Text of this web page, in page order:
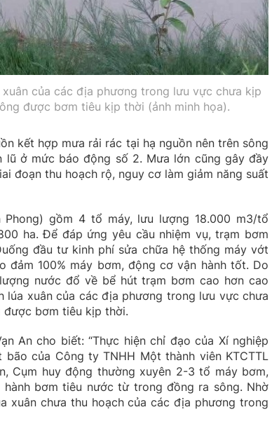
của các địa phương trong lưu vực chưa kịp
được bơm tiêu kịp thời (ảnh minh họa).
kết hợp mưa rải rác tại hạ nguồn nên trên sông
lũ ở mức báo động số 2. Mưa lớn cũng gây đầy
đoạn thu hoạch rộ, nguy cơ làm giảm năng suất
Phong) gồm 4 tổ máy, lưu lượng 18.000 m3/tổ
ha. Để đáp ứng yêu cầu nhiệm vụ, trạm bơm
đầu tư kinh phí sửa chữa hệ thống máy vớt
100% máy bơm, động cơ vận hành tốt. Do
nước đổ về bể hút trạm bơm cao hơn cao
lúa xuân của các địa phương trong lưu vực chưa
được bơm tiêu kịp thời.
An cho biết: “Thực hiện chỉ đạo của Xí nghiệp
của Công ty TNHH Một thành viên KTCTTL
Cụm huy động thường xuyên 2-3 tổ máy bơm,
bơm tiêu nước từ trong đồng ra sông. Nhờ
xuân chưa thu hoạch của các địa phương trong